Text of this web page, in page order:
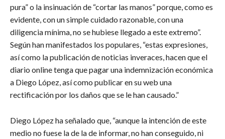
pura” o la insinuación de “cortar las manos” porque, como es
evidente, con un simple cuidado razonable, con una
diligencia mínima, no se hubiese llegado a este extremo”.
Según han manifestados los populares, “estas expresiones,
así como la publicación de noticias inveraces, hacen que el
diario online tenga que pagar una indemnización económica
a Diego López, así como publicar en su web una
rectificación por los daños que se le han causado.”
Diego López ha señalado que, “aunque la intención de este
medio no fuese la de la de informar, no han conseguido, ni